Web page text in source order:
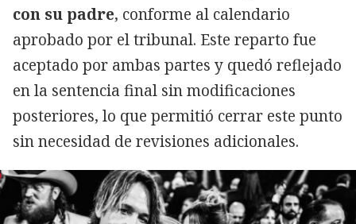
con su padre, conforme al calendario
aprobado por el tribunal. Este reparto fue
aceptado por ambas partes y quedó reflejado
en la sentencia final sin modificaciones
posteriores, lo que permitió cerrar este punto
sin necesidad de revisiones adicionales.